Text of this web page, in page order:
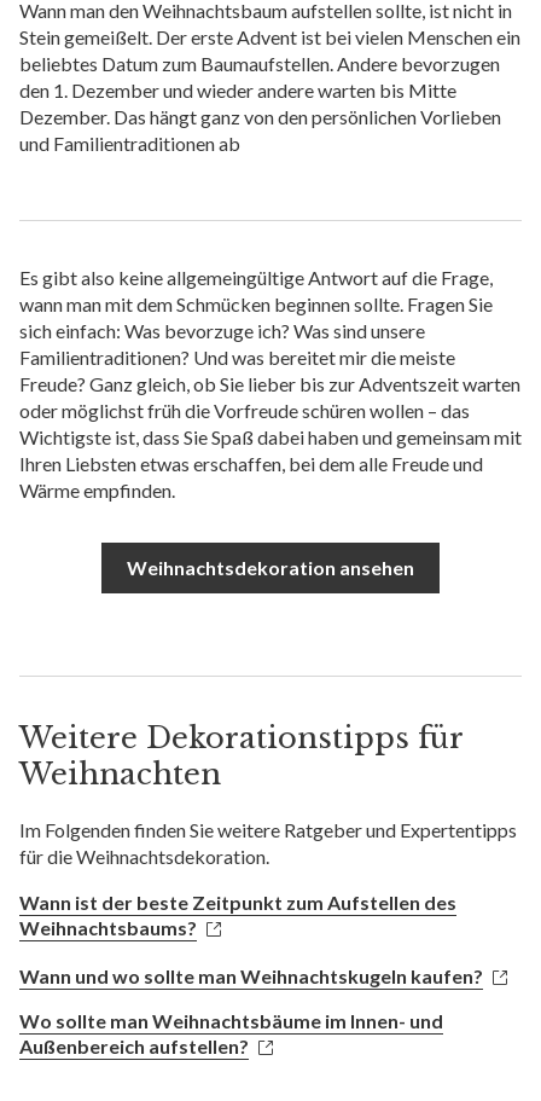
Wann man den Weihnachtsbaum aufstellen sollte, ist nicht in
Stein gemeißelt. Der erste Advent ist bei vielen Menschen ein
beliebtes Datum zum Baumaufstellen. Andere bevorzugen
den 1. Dezember und wieder andere warten bis Mitte
Dezember. Das hängt ganz von den persönlichen Vorlieben
und Familientraditionen ab
Es gibt also keine allgemeingültige Antwort auf die Frage,
wann man mit dem Schmücken beginnen sollte. Fragen Sie
sich einfach: Was bevorzuge ich? Was sind unsere
Familientraditionen? Und was bereitet mir die meiste
Freude? Ganz gleich, ob Sie lieber bis zur Adventszeit warten
oder möglichst früh die Vorfreude schüren wollen – das
Wichtigste ist, dass Sie Spaß dabei haben und gemeinsam mit
Ihren Liebsten etwas erschaffen, bei dem alle Freude und
Wärme empfinden.
Weihnachtsdekoration ansehen
Weitere Dekorationstipps für
Weihnachten
Im Folgenden finden Sie weitere Ratgeber und Expertentipps
für die Weihnachtsdekoration.
Wann ist der beste Zeitpunkt zum Aufstellen des
Weihnachtsbaums?
Wann und wo sollte man Weihnachtskugeln kaufen?
Wo sollte man Weihnachtsbäume im Innen- und
Außenbereich aufstellen?